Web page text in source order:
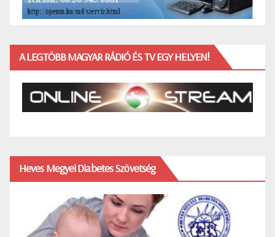
A LEGTÖBB MAGYAR RÁDIÓ ÉS TV EGY HELYEN!
Heves Megyei Diabetes Szövetség